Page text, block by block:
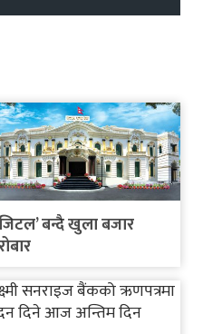
बन्दै खुला बजार